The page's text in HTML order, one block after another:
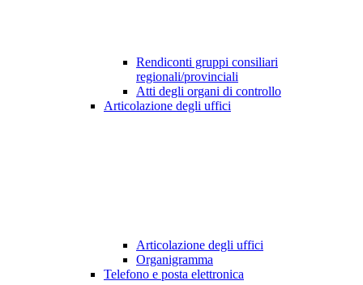
Rendiconti gruppi consiliari
regionali/provinciali
Atti degli organi di controllo
Articolazione degli uffici
Articolazione degli uffici
Organigramma
Telefono e posta elettronica